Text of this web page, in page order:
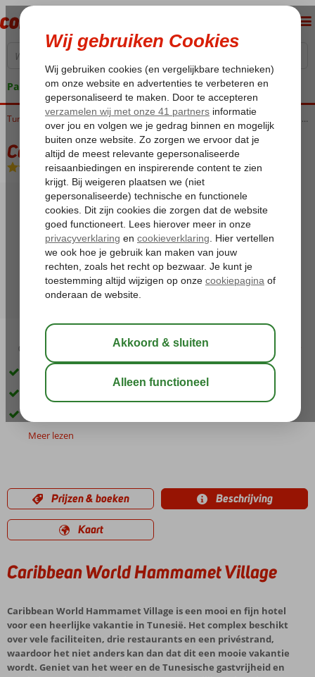
Pakketgarantie
Home Golf van Hammamet Hammamet Caribbean World Hammamet Village
Caribbean World Hammamet Village
All Inclusive-Hotel
03:00 aug 32°C
Privéstrand op 300 meter afstand
2 à la carte restaurants
Meer lezen
Prijzen & boeken Beschrijving
Kaart
Caribbean World Hammamet Village
Caribbean World Hammamet Village is een mooi en fijn hotel
voor een heerlijke vakantie in Tunesië. Het complex beschikt
over vele faciliteiten, drie restaurants en een privéstrand,
waardoor het niet anders kan dan dat dit een mooie vakantie
wordt. Geniet van het weer en de Tunesische gastvrijheid en